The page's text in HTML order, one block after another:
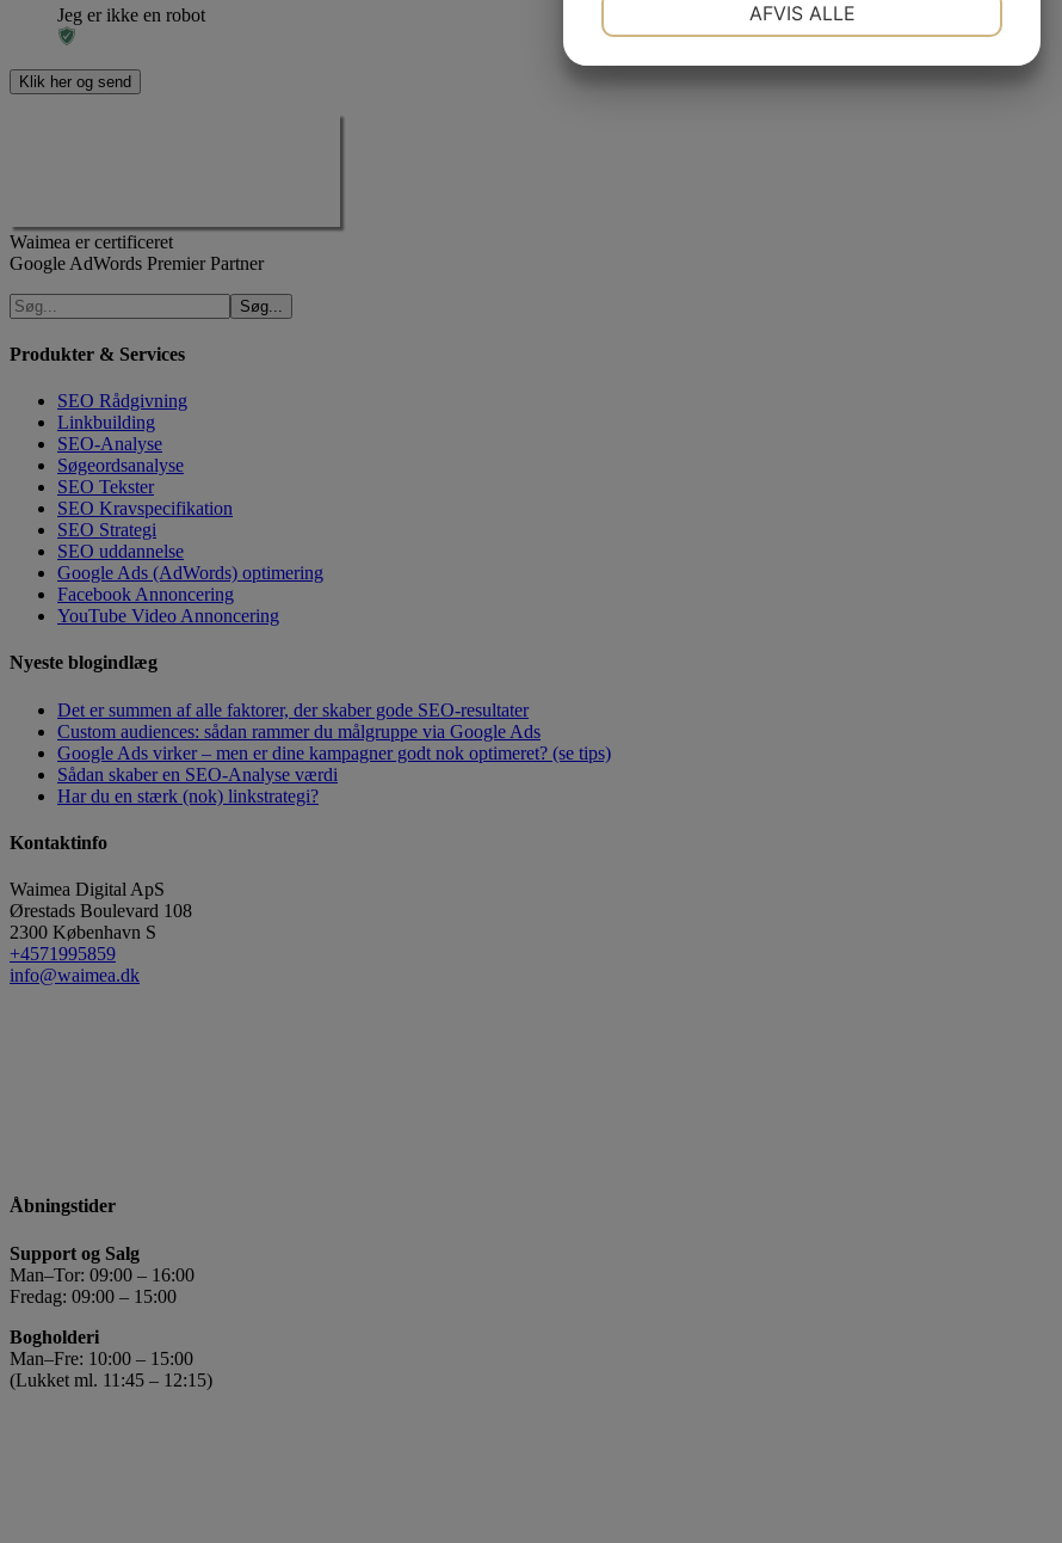
Jeg er ikke en robot
Waimea er certificeret
Google AdWords Premier Partner
Produkter & Services
SEO Rådgivning
Linkbuilding
SEO-Analyse
Søgeordsanalyse
SEO Tekster
SEO Kravspecifikation
SEO Strategi
SEO uddannelse
Google Ads (AdWords) optimering
Facebook Annoncering
YouTube Video Annoncering
Nyeste blogindlæg
Det er summen af alle faktorer, der skaber gode SEO-resultater
Custom audiences: sådan rammer du målgruppe via Google Ads
Google Ads virker – men er dine kampagner godt nok optimeret? (se tips)
Sådan skaber en SEO-Analyse værdi
Har du en stærk (nok) linkstrategi?
Kontaktinfo
Waimea Digital ApS
Ørestads Boulevard 108
2300 København S
+4571995859
info@waimea.dk
Åbningstider
Support og Salg
Man–Tor: 09:00 – 16:00
Fredag: 09:00 – 15:00
Bogholderi
Man–Fre: 10:00 – 15:00
(Lukket ml. 11:45 – 12:15)
AFVIS ALLE